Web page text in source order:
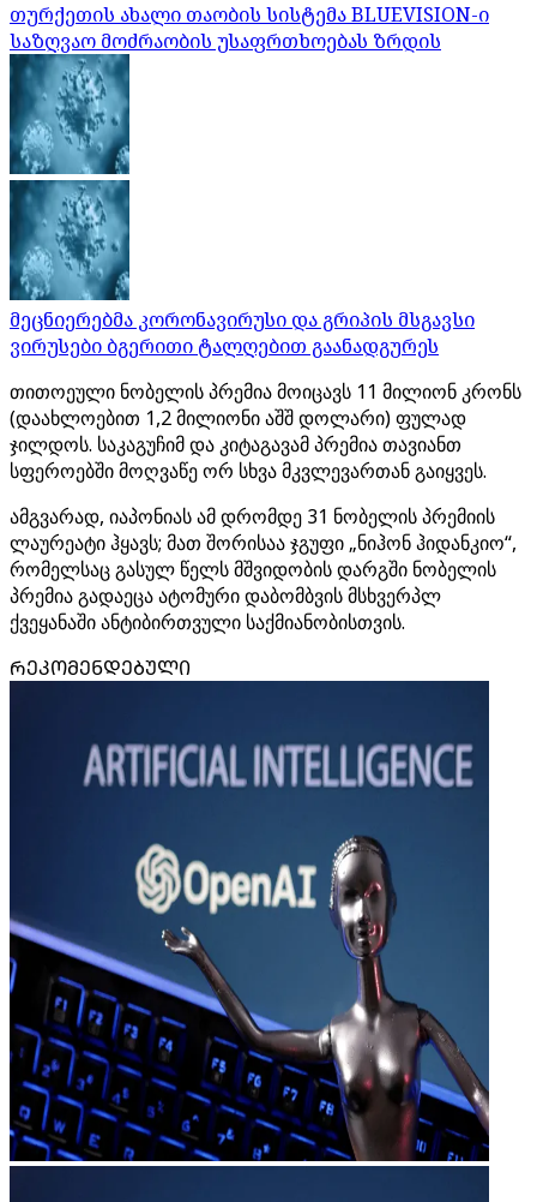
თურქეთის ახალი თაობის სისტემა BLUEVISION-ი
საზღვაო მოძრაობის უსაფრთხოებას ზრდის
მეცნიერებმა კორონავირუსი და გრიპის მსგავსი
ვირუსები ბგერითი ტალღებით გაანადგურეს
თითოეული ნობელის პრემია მოიცავს 11 მილიონ კრონს
(დაახლოებით 1,2 მილიონი აშშ დოლარი) ფულად
ჯილდოს. საკაგუჩიმ და კიტაგავამ პრემია თავიანთ
სფეროებში მოღვაწე ორ სხვა მკვლევართან გაიყვეს.
ამგვარად, იაპონიას ამ დრომდე 31 ნობელის პრემიის
ლაურეატი ჰყავს; მათ შორისაა ჯგუფი „ნიჰონ ჰიდანკიო“,
რომელსაც გასულ წელს მშვიდობის დარგში ნობელის
პრემია გადაეცა ატომური დაბომბვის მსხვერპლ
ქვეყანაში ანტიბირთვული საქმიანობისთვის.
ᲠᲔᲙᲝᲛᲔᲜᲓᲔᲑᲣᲚᲘ